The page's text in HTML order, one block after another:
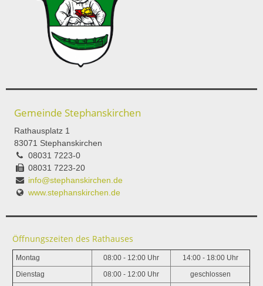
Gemeinde Stephanskirchen
Rathausplatz 1
83071 Stephanskirchen
08031 7223-0
08031 7223-20
info@stephanskirchen.de
www.stephanskirchen.de
Öffnungszeiten des Rathauses
Montag 08:00 - 12:00 Uhr 14:00 - 18:00 Uhr
Dienstag 08:00 - 12:00 Uhr geschlossen